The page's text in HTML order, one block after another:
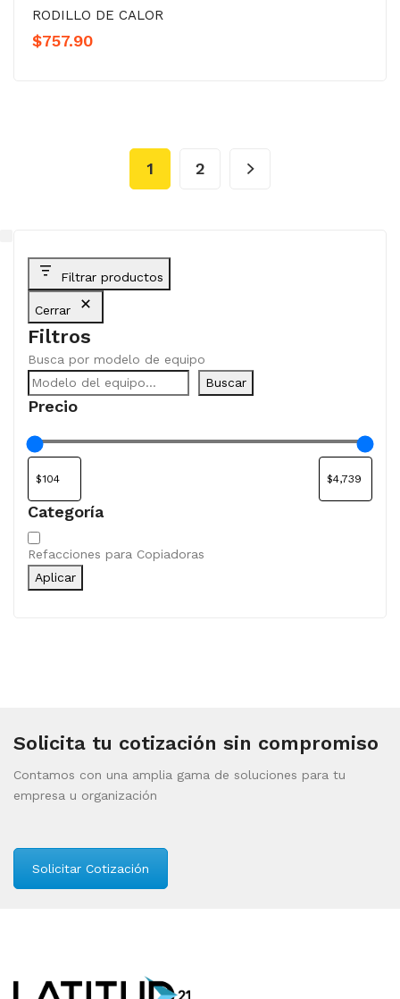
RODILLO DE CALOR
$757.90
1 2
Filtrar productos
Cerrar
Filtros
Busca por modelo de equipo
Buscar
Precio
Categoría
Categoría
Refacciones para Copiadoras
Aplicar
Solicita tu cotización sin compromiso
Contamos con una amplia gama de soluciones para tu
empresa u organización
Solicitar Cotización